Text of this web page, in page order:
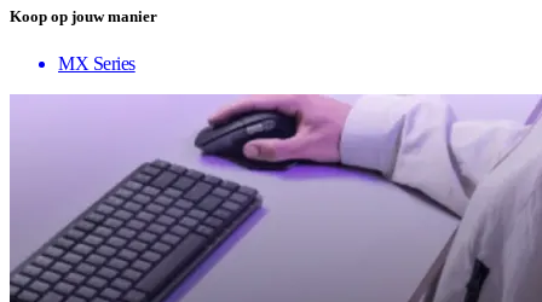
Koop op jouw manier
MX Series